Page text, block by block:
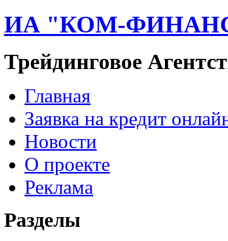
ИА "КОМ-
Трейдинговое
Главная
Заявка на кредит
Новости
О проекте
Реклама
Разделы